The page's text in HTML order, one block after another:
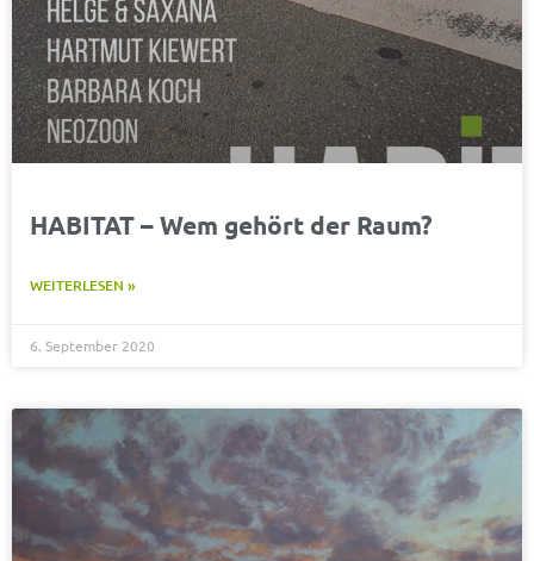
HABITAT – Wem gehört der Raum?
WEITERLESEN »
6. September 2020